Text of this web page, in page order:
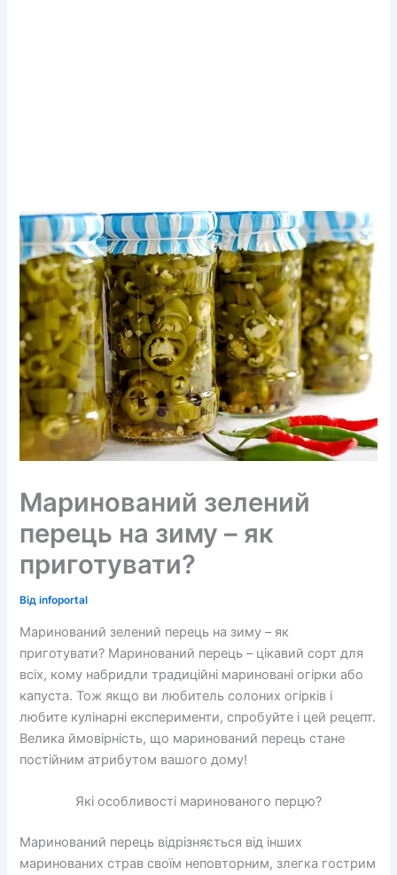
Маринований зелений
перець на зиму – як
приготувати?
Відinfoportal
Маринований зелений перець на зиму – як
приготувати? Маринований перець – цікавий сорт для
всіх, кому набридли традиційні мариновані огірки або
капуста. Тож якщо ви любитель солоних огірків і
любите кулінарні експерименти, спробуйте і цей рецепт.
Велика ймовірність, що маринований перець стане
постійним атрибутом вашого дому!
Які особливості маринованого перцю?
Маринований перець відрізняється від інших
маринованих страв своїм неповторним, злегка гострим